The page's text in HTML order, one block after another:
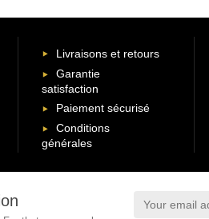
Livraisons et retours
Garantie
satisfaction
Paiement sécurisé
Conditions
générales